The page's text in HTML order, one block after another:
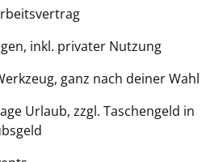
inkl. privater Nutzung
ganz nach deiner Wahl
Urlaub, zzgl. Taschengeld in